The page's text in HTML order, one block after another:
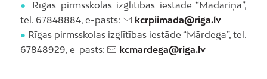
●
Rīgas pirmsskolas izglītības iestāde “Madariņa”,
tel. 67848884, e-pasts:
kcrpiimada@riga.lv
● Rīgas pirmsskolas izglītības iestāde “Mārdega”, tel.
67848929, e-pasts:
kcmardega@riga.lv